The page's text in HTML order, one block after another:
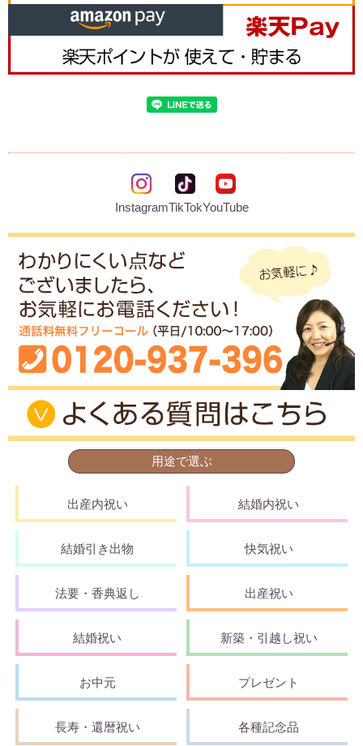
InstagramTikTokYouTube
用途で選ぶ
出産内祝い 結婚内祝い
結婚引き出物 快気祝い
法要・香典返し 出産祝い
結婚祝い 新築・引越し祝い
お中元 プレゼント
長寿・還暦祝い 各種記念品